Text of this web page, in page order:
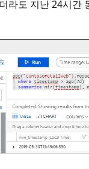
라도 지난 24시간